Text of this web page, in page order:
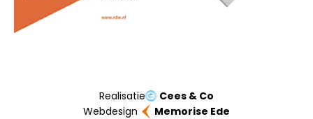
Realisatie
Cees & Co
Webdesign
Memorise Ede